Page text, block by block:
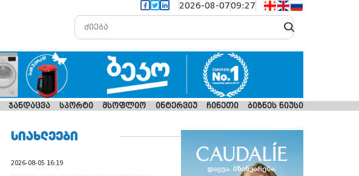
2026-08-0709:27
ჯანდაცვა სპორტი მსოფლიო ინტერვიუ ჩინეთი ბიზნეს ნიუსი
ᲡᲘᲐᲮᲚᲔᲔᲑᲘ
2026-08-05 16:19